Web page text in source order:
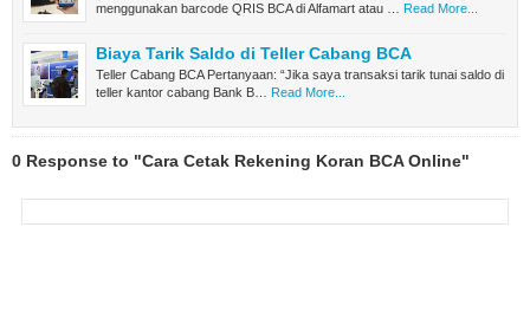
menggunakan barcode QRIS BCA di Alfamart atau …
Read More...
Biaya Tarik Saldo di Teller Cabang BCA
Teller Cabang BCA Pertanyaan: “Jika saya transaksi tarik tunai saldo di
teller kantor cabang Bank B…
Read More...
0 Response to "Cara Cetak Rekening Koran BCA Online"